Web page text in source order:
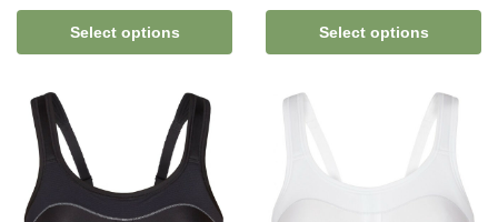
Select options Select options